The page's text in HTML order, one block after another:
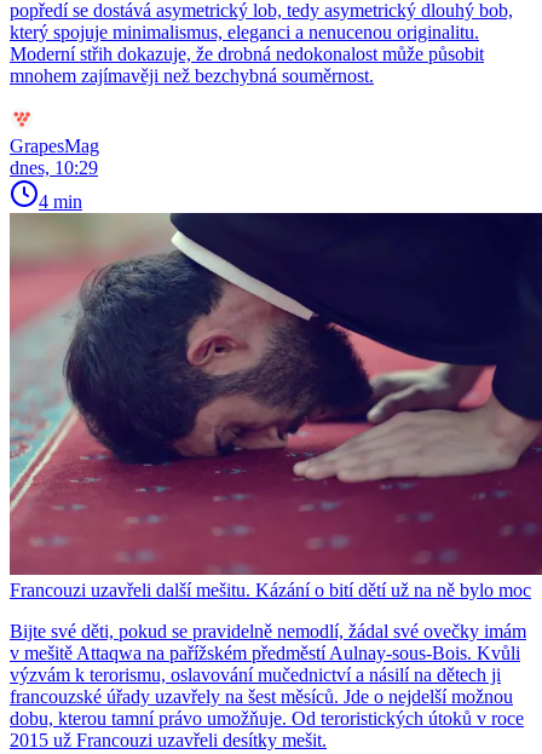
popředí se dostává asymetrický lob, tedy asymetrický dlouhý bob,
který spojuje minimalismus, eleganci a nenucenou originalitu.
Moderní střih dokazuje, že drobná nedokonalost může působit
mnohem zajímavěji než bezchybná souměrnost.
GrapesMag
dnes, 10:29
4 min
Francouzi uzavřeli další mešitu. Kázání o bití dětí už na ně bylo moc
Bijte své děti, pokud se pravidelně nemodlí, žádal své ovečky imám
v mešitě Attaqwa na pařížském předměstí Aulnay-sous-Bois. Kvůli
výzvám k terorismu, oslavování mučednictví a násilí na dětech ji
francouzské úřady uzavřely na šest měsíců. Jde o nejdelší možnou
dobu, kterou tamní právo umožňuje. Od teroristických útoků v roce
2015 už Francouzi uzavřeli desítky mešit.